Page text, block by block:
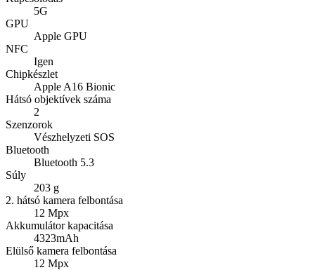
5G
GPU
Apple GPU
NFC
Igen
Chipkészlet
Apple A16 Bionic
Hátsó objektívek száma
2
Szenzorok
Vészhelyzeti SOS
Bluetooth
Bluetooth 5.3
Súly
203 g
2. hátsó kamera felbontása
12 Mpx
Akkumulátor kapacitása
4323mAh
Elülső kamera felbontása
12 Mpx